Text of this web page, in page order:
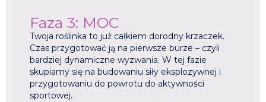
Faza 3: MOC
Twoja roślinka to już całkiem dorodny krzaczek.
Czas przygotować ją na pierwsze burze – czyli
bardziej dynamiczne wyzwania. W tej fazie
skupiamy się na budowaniu siły eksplozywnej i
przygotowaniu do powrotu do aktywności
sportowej.